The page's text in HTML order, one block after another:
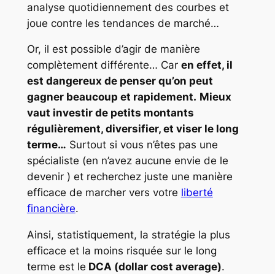
analyse quotidiennement des courbes et
joue contre les tendances de marché…
Or, il est possible d’agir de manière
complètement différente… Car en effet, il
est dangereux de penser qu’on peut
gagner beaucoup et rapidement. Mieux
vaut investir de petits montants
régulièrement, diversifier, et viser le long
terme… Surtout si vous n’êtes pas une
spécialiste (en n’avez aucune envie de le
devenir ) et recherchez juste une manière
efficace de marcher vers votre liberté
financière.
Ainsi, statistiquement, la stratégie la plus
efficace et la moins risquée sur le long
terme est le DCA (dollar cost average).